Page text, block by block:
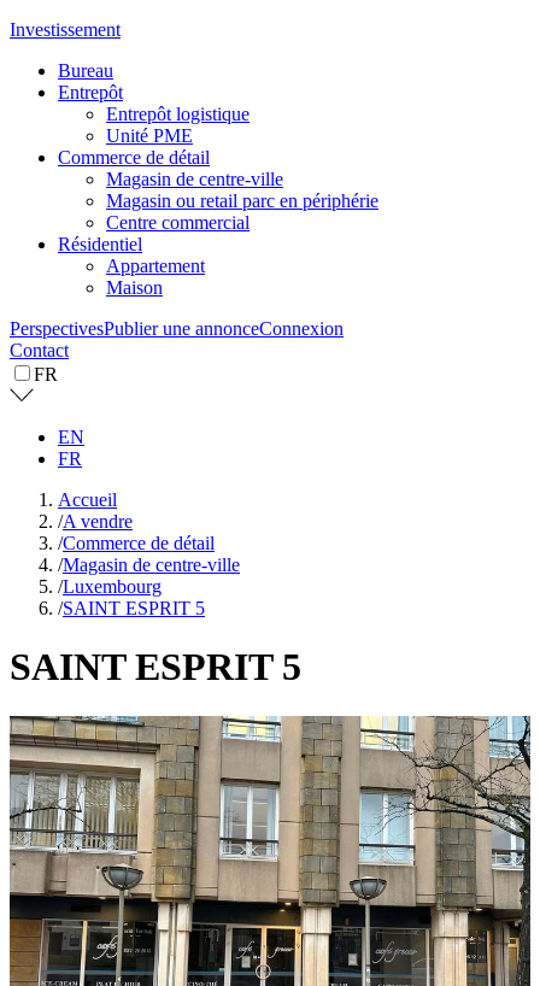
Investissement
Bureau
Entrepôt
Entrepôt logistique
Unité PME
Commerce de détail
Magasin de centre-ville
Magasin ou retail parc en périphérie
Centre commercial
Résidentiel
Appartement
Maison
PerspectivesPublier une annonceConnexion
Contact
FR
EN
FR
Accueil
/A vendre
/Commerce de détail
/Magasin de centre-ville
/Luxembourg
/SAINT ESPRIT 5
SAINT ESPRIT 5